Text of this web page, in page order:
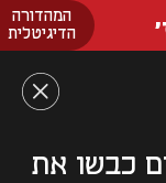
המהדורה
הדיגיטלית
כבשו את